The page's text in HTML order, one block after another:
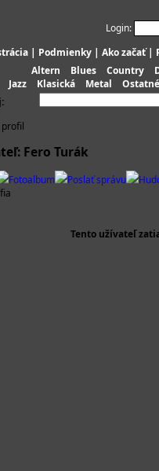
Login:
| Podmienky | Ako začať|
Altern
Blues Country
Jazz
Klasická Metal
Ostatné
profil
Fero Turák
Fotoalbum Poslať správu
Tento užívateľ